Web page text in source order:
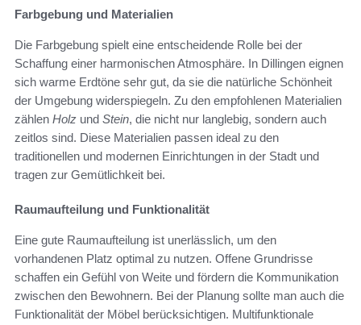
Farbgebung und Materialien
Die Farbgebung spielt eine entscheidende Rolle bei der
Schaffung einer harmonischen Atmosphäre. In Dillingen eignen
sich warme Erdtöne sehr gut, da sie die natürliche Schönheit
der Umgebung widerspiegeln. Zu den empfohlenen Materialien
zählen Holz und Stein, die nicht nur langlebig, sondern auch
zeitlos sind. Diese Materialien passen ideal zu den
traditionellen und modernen Einrichtungen in der Stadt und
tragen zur Gemütlichkeit bei.
Raumaufteilung und Funktionalität
Eine gute Raumaufteilung ist unerlässlich, um den
vorhandenen Platz optimal zu nutzen. Offene Grundrisse
schaffen ein Gefühl von Weite und fördern die Kommunikation
zwischen den Bewohnern. Bei der Planung sollte man auch die
Funktionalität der Möbel berücksichtigen. Multifunktionale